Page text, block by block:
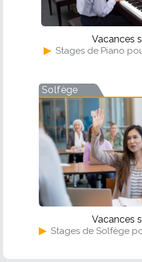
Vacances
▶ Stages de Piano
Solfège
Vacances
▶ Stages de Solfège